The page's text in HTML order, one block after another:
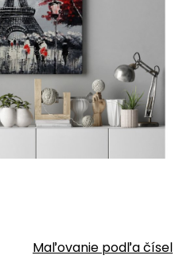
Maľovanie podľa čísel